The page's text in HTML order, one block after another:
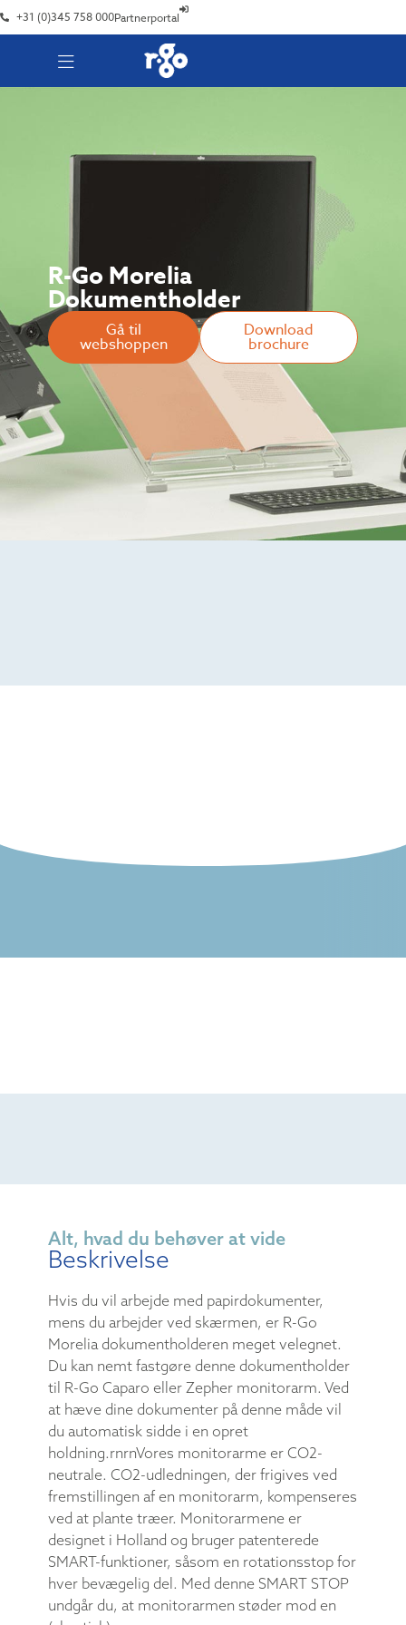
+31 (0)345 758 000Partnerportal
R-Go Morelia
Dokumentholder
Gå til
webshoppen
Download
brochure
Alt, hvad du behøver at vide
Beskrivelse
Hvis du vil arbejde med papirdokumenter,
mens du arbejder ved skærmen, er R-Go
Morelia dokumentholderen meget velegnet.
Du kan nemt fastgøre denne dokumentholder
til R-Go Caparo eller Zepher monitorarm. Ved
at hæve dine dokumenter på denne måde vil
du automatisk sidde i en opret
holdning.rnrnVores monitorarme er CO2-
neutrale. CO2-udledningen, der frigives ved
fremstillingen af en monitorarm, kompenseres
ved at plante træer. Monitorarmene er
designet i Holland og bruger patenterede
SMART-funktioner, såsom en rotationsstop for
hver bevægelig del. Med denne SMART STOP
undgår du, at monitorarmen støder mod en